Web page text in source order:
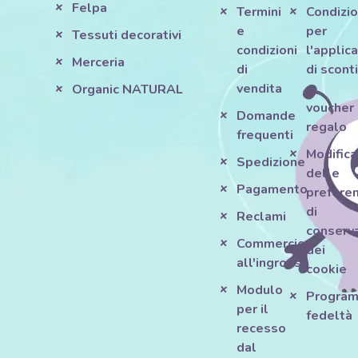
Felpa
Tessuti decorativi
Merceria
Organic NATURAL
Termini
e
condizioni
di
vendita
Domande
frequenti
Spedizione
Pagamento
Reclami
Commercio
all'ingrosso
Modulo
per il
recesso
dal
per
di sconti
e
voucher
regalo
Modifica
delle
di
dei
cookie
fedeltà